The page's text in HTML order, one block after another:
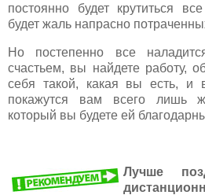
постоянно будет крутиться
будет жаль напрасно
Но постепенно все
счастьем, вы найдете работу,
себя такой, какая вы есть, и
покажутся вам всего лишь
который вы будете ей
Лучше